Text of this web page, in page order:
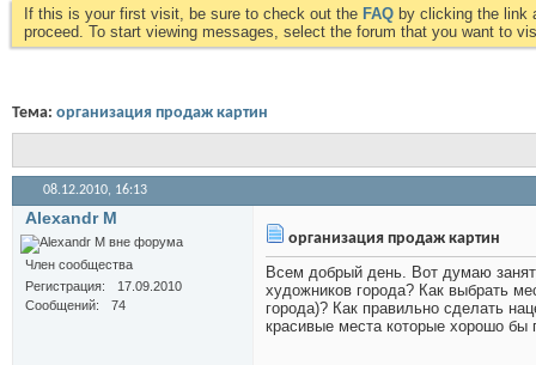
If this is your first visit, be sure to check out the FAQ by clicking the link
proceed. To start viewing messages, select the forum that you want to
Тема: организация продаж картин
08.12.2010, 16:13
Alexandr M
Член сообщества
Регистрация
17.09.2010
Сообщений
74
организация продаж картин
Всем добрый день. Вот думаю
художников города? Как выбрать
города)? Как правильно сделать
красивые места которые хорошо бы